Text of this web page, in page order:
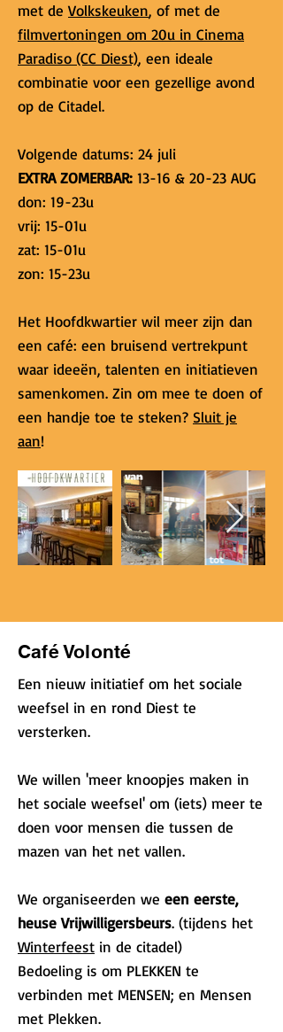
met de Volkskeuken, of met de
filmvertoningen om 20u in Cinema
Paradiso (CC Diest), een ideale
combinatie voor een gezellige avond
op de Citadel.
Volgende datums: 24 juli
EXTRA ZOMERBAR: 13-16 & 20-23 AUG
don: 19-23u
vrij: 15-01u
zat: 15-01u
zon: 15-23u
Het Hoofdkwartier wil meer zijn dan
een café: een bruisend vertrekpunt
waar ideeën, talenten en initiatieven
samenkomen. Zin om mee te doen of
een handje toe te steken? Sluit je
aan!
Café Volonté
Een nieuw initiatief om het sociale
weefsel in en rond Diest te
versterken.
We willen 'meer knoopjes maken in
het sociale weefsel' om (iets) meer te
doen voor mensen die tussen de
mazen van het net vallen.
We organiseerden we een eerste,
heuse Vrijwilligersbeurs. (tijdens het
Winterfeest in de citadel)
Bedoeling is om PLEKKEN te
verbinden met MENSEN; en Mensen
met Plekken.